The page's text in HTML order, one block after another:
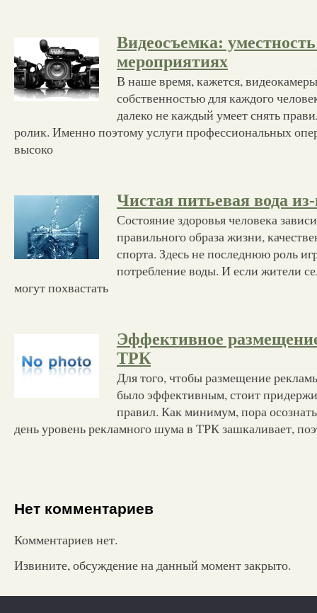
Видеосъемка:
мероприятиях
В наше время, кажется,
собственностью для каждого
далеко не каждый умеет снять
ролик. Именно поэтому услуги профессиональных
высоко
Чистая питьевая вода
Состояние здоровья человека
правильного образа жизни,
спорта. Здесь не последнюю роль
потребление воды. И если жители
могут похвастать
Эффективное
ТРК
Для того, чтобы размещение
было эффективным, стоит
правил. Как минимум, пора
день уровень рекламного шума в ТРК зашкаливает,
Нет комментариев
Комментариев нет.
Извините, обсуждение на данный момент закрыто.